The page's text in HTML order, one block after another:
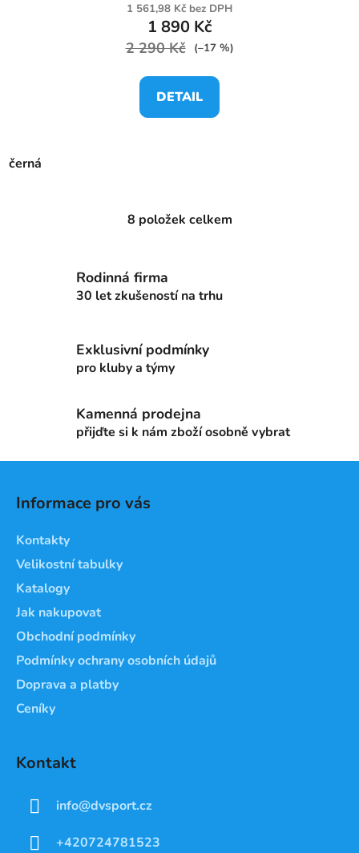
1 561,98 Kč bez DPH
1 890 Kč
2 290 Kč (–17 %)
DETAIL
černá
O
d
í
v
k
y
v
8 položek celkem
Rodinná firma
30 let zkušeností na trhu
Exklusivní podmínky
pro kluby a týmy
Kamenná prodejna
přijďte si k nám zboží osobně vybrat
Informace pro vás
Kontakty
Velikostní tabulky
Katalogy
Jak nakupovat
Obchodní podmínky
Podmínky ochrany osobních údajů
Doprava a platby
Ceníky
Kontakt
info@dvsport.cz
+420724781523